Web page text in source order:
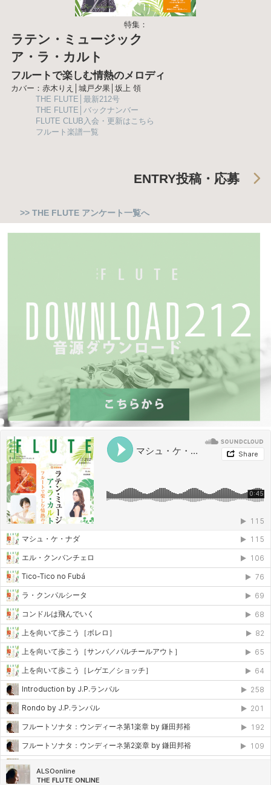
特集：
ラテン・ミュージック
ア・ラ・カルト
フルートで楽しむ情熱のメロディ
カバー：赤木りえ│城戸夕果│坂上 領
THE FLUTE│最新212号
THE FLUTE│バックナンバー
FLUTE CLUB入会・更新はこちら
フルート楽譜一覧
ENTRY投稿・応募
>> THE FLUTE アンケート一覧へ